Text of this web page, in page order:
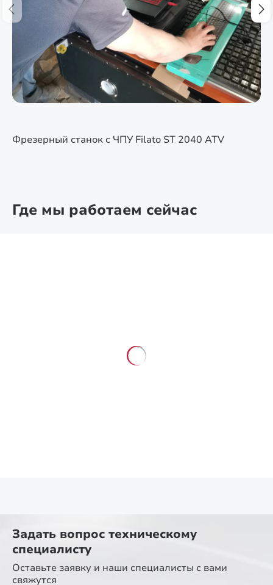
Фрезерный станок с ЧПУ Filato ST 2040 ATV
Где мы работаем сейчас
Задать вопрос техническому
специалисту
Оставьте заявку и наши специалисты с вами
свяжутся